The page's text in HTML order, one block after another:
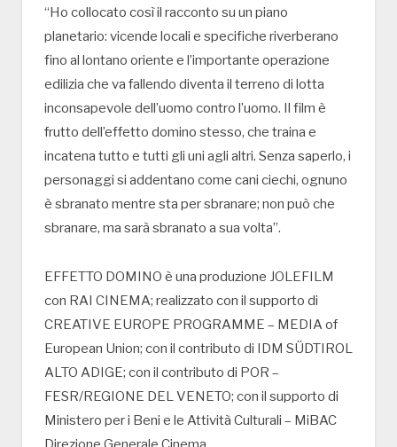
“Ho collocato così il racconto su un piano
planetario: vicende locali e specifiche riverberano
fino al lontano oriente e l’importante operazione
edilizia che va fallendo diventa il terreno di lotta
inconsapevole dell’uomo contro l’uomo. Il film è
frutto dell’effetto domino stesso, che traina e
incatena tutto e tutti gli uni agli altri. Senza saperlo, i
personaggi si addentano come cani ciechi, ognuno
è sbranato mentre sta per sbranare; non può che
sbranare, ma sarà sbranato a sua volta”.
EFFETTO DOMINO è una produzione JOLEFILM
con RAI CINEMA; realizzato con il supporto di
CREATIVE EUROPE PROGRAMME – MEDIA of
European Union; con il contributo di IDM SÜDTIROL
ALTO ADIGE; con il contributo di POR –
FESR/REGIONE DEL VENETO; con il supporto di
Ministero per i Beni e le Attività Culturali – MiBAC